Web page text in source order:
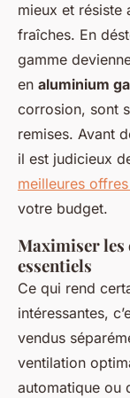
mieux et résiste
fraîches. En
gamme
en aluminium
corrosion, sont
remises. Avant
il est judicieux
meilleures
votre budget.
Maximiser les
essentiels
Ce qui rend
intéressantes,
vendus
ventilation
automatique ou